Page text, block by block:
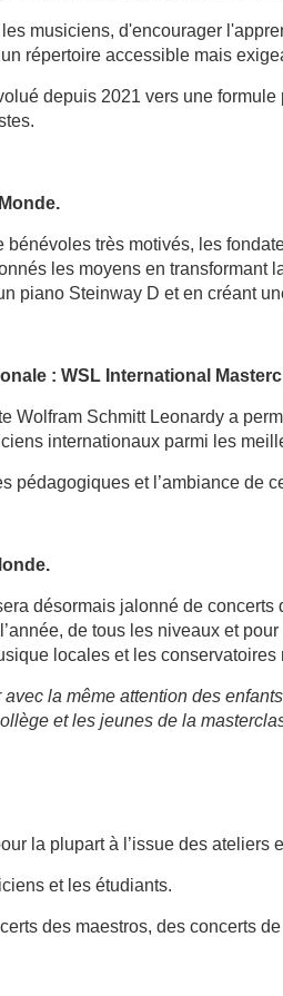
les musiciens, d'encourager
répertoire accessible mais
depuis 2021 vers une
bénévoles très motivés, les
les moyens en
piano Steinway D et en créant
: WSL International
Wolfram Schmitt Leonardy a
internationaux parmi les
pédagogiques et l’ambiance de
désormais jalonné de concerts
de tous les niveaux et
locales et les
la même attention des
et les jeunes de la
la plupart à l’issue des ateliers
et les étudiants.
des maestros, des concerts